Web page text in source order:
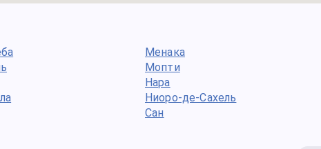
Менака
Мопти
Нара
Ниоро-де-Сахель
Сан